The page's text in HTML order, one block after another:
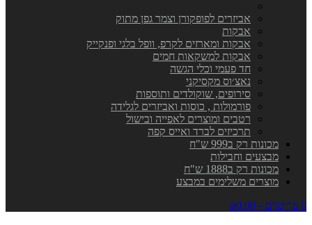
אביזרים לפופקורן וצמר גפן מתוק
אבקות
אבקות ומארזים לקרפ, וופל בלגי ופנקייק
אבקות למשקאות חמים
חד פעמי וכלי הגשה
נאצ׳וס מקסיקני
סירופים, שוקולדים ותוספות
פורמולות , כוסות ואביזרים לגלידה
רטבים ומוצרים לאפייה ובישול
תרכיזים לברד ואייס קפה
מכונות רק ב999 ש"ח
מבצעים וחבילות
מכונות רק ב1888 ש"ח
מוצרים משלימים במבצע
0 פריט\ים - ₪0.00